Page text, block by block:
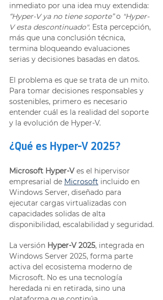
inmediato por una idea muy extendida:
“Hyper-V ya no tiene soporte” o "Hyper-
V esta descontinuado". Esta percepción,
más que una conclusión técnica,
termina bloqueando evaluaciones
serias y decisiones basadas en datos.
El problema es que se trata de un mito.
Para tomar decisiones responsables y
sostenibles, primero es necesario
entender cuál es la realidad del soporte
y la evolución de Hyper-V.
¿Qué es Hyper-V 2025?
Microsoft Hyper-V es el hipervisor
empresarial de Microsoft incluido en
Windows Server, diseñado para
ejecutar cargas virtualizadas con
capacidades solidas de alta
disponibilidad, escalabilidad y seguridad.
La versión Hyper-V 2025, integrada en
Windows Server 2025, forma parte
activa del ecosistema moderno de
Microsoft. No es una tecnología
heredada ni en retirada, sino una